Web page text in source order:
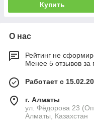
Купить
О нас
Рейтинг не
Менее 5 отзывов за
Работает с
г. Алматы
ул. Фёдорова 23
Алматы, Казахстан